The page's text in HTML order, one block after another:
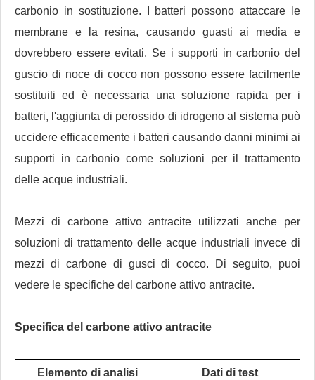
carbonio in sostituzione. I batteri possono attaccare le
membrane e la resina, causando guasti ai media e
dovrebbero essere evitati. Se i supporti in carbonio del
guscio di noce di cocco non possono essere facilmente
sostituiti ed è necessaria una soluzione rapida per i
batteri, l'aggiunta di perossido di idrogeno al sistema può
uccidere efficacemente i batteri causando danni minimi ai
supporti in carbonio come soluzioni per il trattamento
delle acque industriali.
Mezzi di carbone attivo antracite utilizzati anche per
soluzioni di trattamento delle acque industriali invece di
mezzi di carbone di gusci di cocco. Di seguito, puoi
vedere le specifiche del carbone attivo antracite.
Specifica del carbone attivo antracite
Elemento di analisi Dati di test